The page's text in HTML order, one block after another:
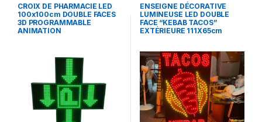
CROIX DE PHARMACIE LED
100x100cm DOUBLE FACES
3D PROGRAMMABLE
ANIMATION
ENSEIGNE DÉCORATIVE
LUMINEUSE LED DOUBLE
FACE “KEBAB TACOS”
EXTÉRIEURE 111X65cm